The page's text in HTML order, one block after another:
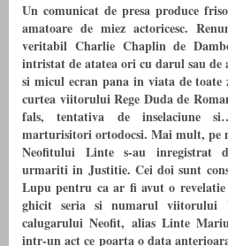
Un comunicat de presa produce
amatoare de miez actoricesc.
veritabil Charlie Chaplin de
intristat de atatea ori cu darul sau de
si micul ecran pana in viata de
curtea viitorului Rege Duda de
fals, tentativa de inselaciune
marturisitori ortodocsi. Mai mult, pe
Neofitului Linte s-au inregistrat
urmariti in Justitie. Cei doi sunt
Lupu pentru ca ar fi avut o
ghicit seria si numarul
calugarului Neofit, alias Linte
intr-un act ce poarta o data